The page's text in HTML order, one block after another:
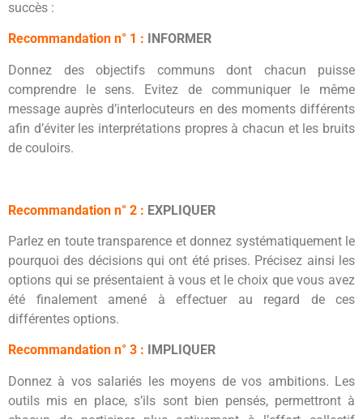
succès :
Recommandation n° 1 : INFORMER
Donnez des objectifs communs dont chacun puisse
comprendre le sens. Evitez de communiquer le même
message auprès d’interlocuteurs en des moments différents
afin d’éviter les interprétations propres à chacun et les bruits
de couloirs.
Recommandation n° 2 : EXPLIQUER
Parlez en toute transparence et donnez systématiquement le
pourquoi des décisions qui ont été prises. Précisez ainsi les
options qui se présentaient à vous et le choix que vous avez
été finalement amené à effectuer au regard de ces
différentes options.
Recommandation n° 3 : IMPLIQUER
Donnez à vos salariés les moyens de vos ambitions. Les
outils mis en place, s’ils sont bien pensés, permettront à